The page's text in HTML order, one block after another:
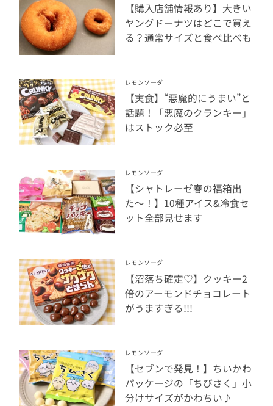
【購入店舗情報あり】大きい
ヤングドーナツはどこで買え
る？通常サイズと食べ比べも
レモンソーダ
【実食】“悪魔的にうまい”と
話題！「悪魔のクランキー」
はストック必至
レモンソーダ
【シャトレーゼ春の福箱出
た〜！】10種アイス&冷食セ
ット全部見せます
レモンソーダ
【沼落ち確定♡】クッキー2
倍のアーモンドチョコレート
がうますぎる!!!
レモンソーダ
【セブンで発見！】ちいかわ
パッケージの「ちびさく」小
分けサイズがかわちい♪